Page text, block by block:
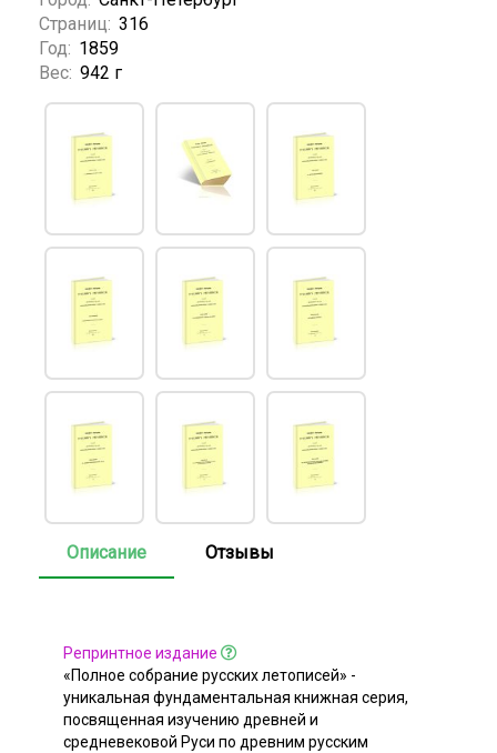
Страниц: 316
Год: 1859
Вес: 942 г
Описание Отзывы
Репринтное издание
«Полное собрание русских летописей» -
уникальная фундаментальная книжная серия,
посвященная изучению древней и
средневековой Руси по древним русским